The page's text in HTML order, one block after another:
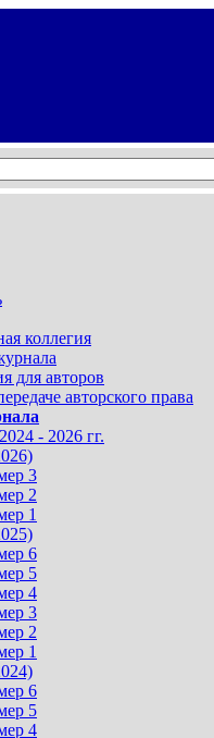
коллегия
для авторов
авторского права
- 2026 гг.
3
2
1
6
5
4
3
2
1
6
5
4